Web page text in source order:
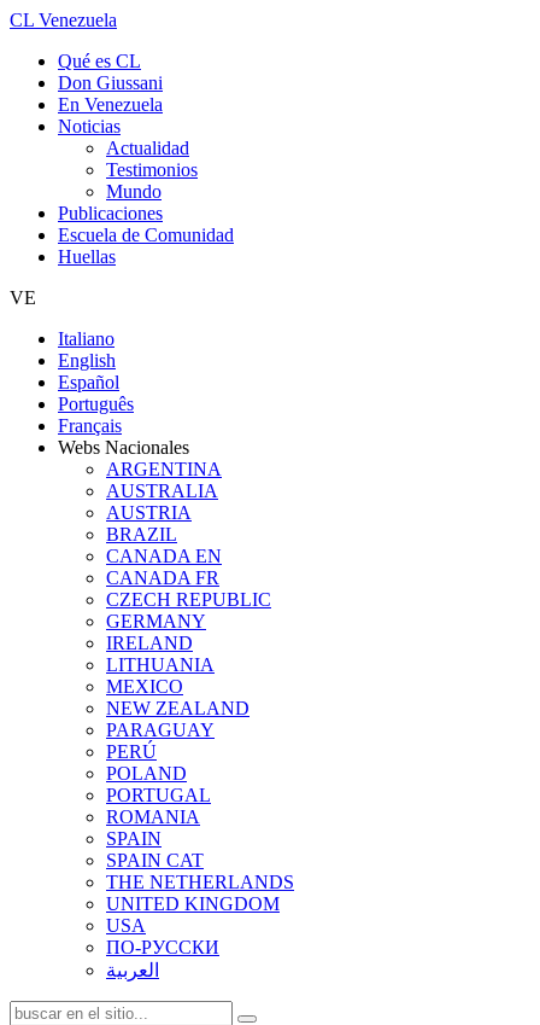
CL Venezuela
Qué es CL
Don Giussani
En Venezuela
Noticias
Actualidad
Testimonios
Mundo
Publicaciones
Escuela de Comunidad
Huellas
VE
Italiano
English
Español
Português
Français
Webs Nacionales
ARGENTINA
AUSTRALIA
AUSTRIA
BRAZIL
CANADA EN
CANADA FR
CZECH REPUBLIC
GERMANY
IRELAND
LITHUANIA
MEXICO
NEW ZEALAND
PARAGUAY
PERÚ
POLAND
PORTUGAL
ROMANIA
SPAIN
SPAIN CAT
THE NETHERLANDS
UNITED KINGDOM
USA
ПО-РУССКИ
العربية